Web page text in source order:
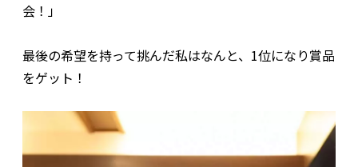
会！」
最後の希望を持って挑んだ私はなんと、1位になり賞品
をゲット！